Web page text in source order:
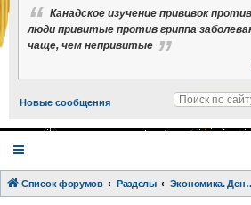
Канадское изучение прививок
люди привитые против гриппа
чаще, чем непривитые
Новые сообщения
Список форумов Разделы